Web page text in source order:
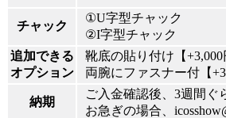
チャック
①U字型チャック
②I字型チャック
追加できる
オプション
靴底の貼り付け【
両腕にファスナー付【
納期
ご入金確認後、3週間ぐ
お急ぎの場合、